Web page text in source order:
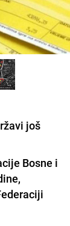
još
Bosne i